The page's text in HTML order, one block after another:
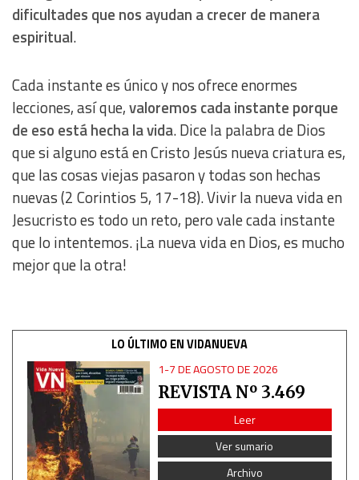
dificultades que nos ayudan a crecer de manera
espiritual.
Cada instante es único y nos ofrece enormes
lecciones, así que,valoremos cada instante porque
de eso está hecha la vida. Dice la palabra de Dios
que si alguno está en Cristo Jesús nueva criatura es,
que las cosas viejas pasaron y todas son hechas
nuevas (2 Corintios 5, 17-18). Vivir la nueva vida en
Jesucristo es todo un reto, pero vale cada instante
que lo intentemos. ¡La nueva vida en Dios, es mucho
mejor que la otra!
LO ÚLTIMO EN VIDANUEVA
1-7 DE AGOSTO DE 2026
REVISTA Nº 3.469
Leer
Ver sumario
Archivo
Develop and improve services
Use limited data to select content
IAB Special Features:
Use precise geolocation data
Identify devices based on information actively requested
Non-IAB processing purposes:
Essential
Advertising